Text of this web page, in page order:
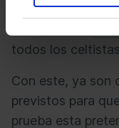
Arena a las
todos los
Con este, ya son
previstos para
prueba esta